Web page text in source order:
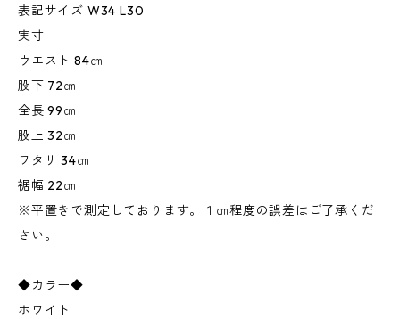
表記サイズ W34 L30
実寸
ウエスト 84㎝
股下 72㎝
全長 99㎝
股上 32㎝
ワタリ 34㎝
裾幅 22㎝
※平置きで測定しております。１㎝程度の誤差はご了承くだ
さい。
◆カラー◆
ホワイト